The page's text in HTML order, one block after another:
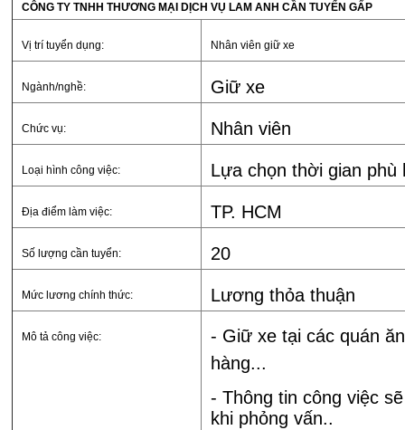
CÔNG TY TNHH THƯƠNG MẠI DỊCH VỤ LAM ANH CẦN TUYỂN GẤP
Vị trí tuyển dụng: Nhân viên giữ xe
Ngành/nghề: Giữ xe
Chức vụ: Nhân viên
Loại hình công việc: Lựa chọn thời gian phù
Địa điểm làm việc: TP. HCM
Số lượng cần tuyển: 20
Mức lương chính thức: Lương thỏa thuận
Mô tả công việc:
- Giữ xe tại các quán
hàng...
- Thông tin công việc
khi phỏng vấn..